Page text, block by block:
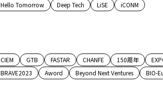
Hello Tomorrow
Deep Tech LiSE iCONM
CIEM GTB FASTAR CHANFE 150周年
BRAVE2023
Aword Beyond Next Ventures BIO-